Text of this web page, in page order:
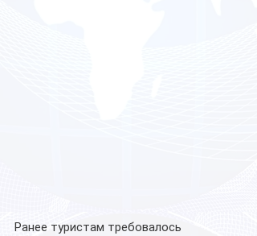
Ранее туристам требовалось